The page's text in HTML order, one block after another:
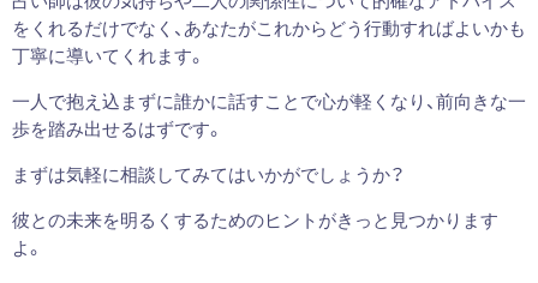
をくれるだけでなく、あなたがこれからどう行動すればよいかも
丁寧に導いてくれます。
一人で抱え込まずに誰かに話すことで心が軽くなり、前向きな一
歩を踏み出せるはずです。
まずは気軽に相談してみてはいかがでしょうか？
彼との未来を明るくするためのヒントがきっと見つかります
よ。